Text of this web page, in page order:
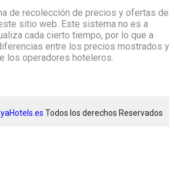
de recolección de precios y ofertas de
sitio web. Este sistema no es a
cada cierto tiempo, por lo que a
entre los precios mostrados y
los operadores hoteleros.
Todos los derechos Reservados